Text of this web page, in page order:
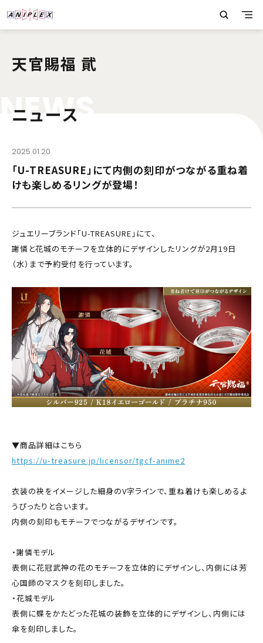
天官賜福 貮
NEWS
ニュース
2025.01.20
「U-TREASURE」にて内側の刻印がつながる重ね着
けも楽しめるリングが登場！
ジュエリーブランド「U-TREASURE」にて、
謝憐と花城のモチーフを立体的にデザインしたリングが2月19日
（水）まで予約受付を行っています。
▼商品詳細はこちら
https://u-treasure.jp/licensor/tgcf-anime2
衣装の袂をイメージした細身のV字ラインで、重ね着けも楽しめるよ
うぴったりと合います。
内側の刻印もモチーフでつながるデザインです。
・謝憐モデル
表側に花冠武神の花のモチーフを立体的にデザインし、内側には芳
心国師のマスクを刻印しました。
・花城モデル
表側に蝶をかたどった花城の装飾を立体的にデザインし、内側には
傘を刻印しました。